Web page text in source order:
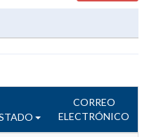
CORREO
ELECTRÓNICO